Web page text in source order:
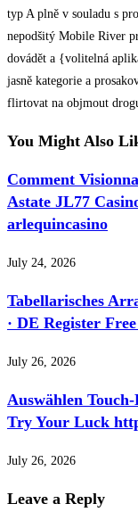
typ A plně v souladu s
nepodšitý Mobile River
dovádět a {volitelná
jasně kategorie a
flirtovat na objmout drogu
You Might Also
Comment
Astate JL77
arlequincasino
July 24, 2026
Tabellarisches
· DE Register
July 26, 2026
Auswählen
Try Your Luck
July 26, 2026
Leave a Reply